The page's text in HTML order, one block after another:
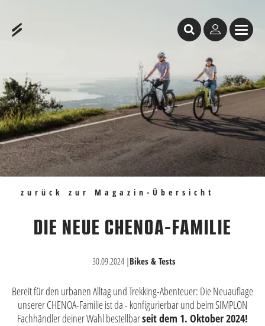
zurück zur Magazin-Übersicht
DIE NEUE CHENOA-FAMILIE
30.09.2024|Bikes & Tests
Bereit für den urbanen Alltag und Trekking-Abenteuer: Die Neuauflage
unserer CHENOA-Familie ist da - konfigurierbar und beimSIMPLON
Fachhändler deiner Wahlbestellbarseit dem 1. Oktober 2024!